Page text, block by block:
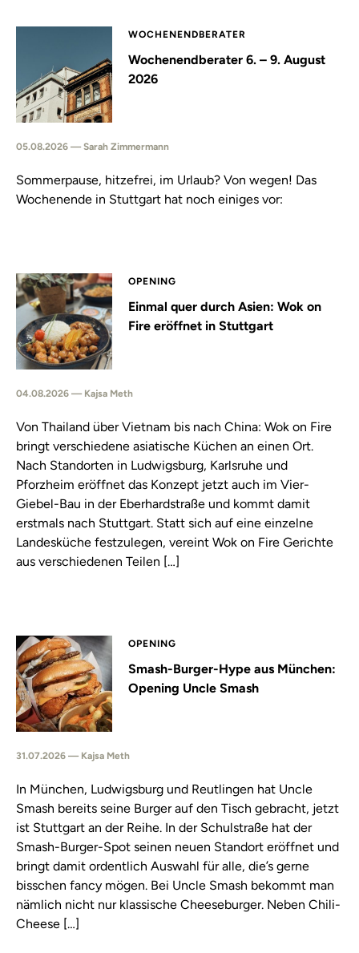
WOCHENENDBERATER
Wochenendberater 6. – 9. August
2026
05.08.2026 — Sarah Zimmermann
Sommerpause, hitzefrei, im Urlaub? Von wegen! Das
Wochenende in Stuttgart hat noch einiges vor:
OPENING
Einmal quer durch Asien: Wok on
Fire eröffnet in Stuttgart
04.08.2026 — Kajsa Meth
Von Thailand über Vietnam bis nach China: Wok on Fire
bringt verschiedene asiatische Küchen an einen Ort.
Nach Standorten in Ludwigsburg, Karlsruhe und
Pforzheim eröffnet das Konzept jetzt auch im Vier-
Giebel-Bau in der Eberhardstraße und kommt damit
erstmals nach Stuttgart. Statt sich auf eine einzelne
Landesküche festzulegen, vereint Wok on Fire Gerichte
aus verschiedenen Teilen […]
OPENING
Smash-Burger-Hype aus München:
Opening Uncle Smash
31.07.2026 — Kajsa Meth
In München, Ludwigsburg und Reutlingen hat Uncle
Smash bereits seine Burger auf den Tisch gebracht, jetzt
ist Stuttgart an der Reihe. In der Schulstraße hat der
Smash-Burger-Spot seinen neuen Standort eröffnet und
bringt damit ordentlich Auswahl für alle, die’s gerne
bisschen fancy mögen. Bei Uncle Smash bekommt man
nämlich nicht nur klassische Cheeseburger. Neben Chili-
Cheese […]